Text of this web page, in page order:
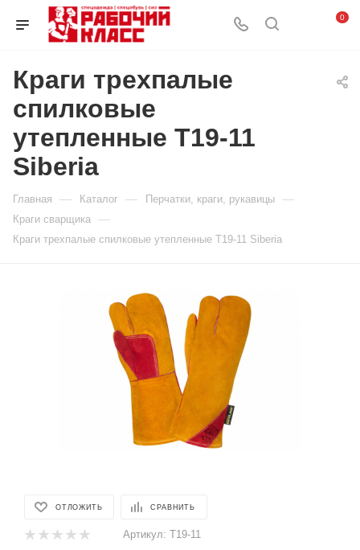
0
Краги трехпалые
спилковые
утепленные Т19-11
Siberia
Главная — Каталог — Перчатки, краги, рукавицы —
Краги сварщика —
Краги трехпалые спилковые утепленные Т19-11 Siberia
ОТЛОЖИТЬ СРАВНИТЬ
Артикул: Т19-11